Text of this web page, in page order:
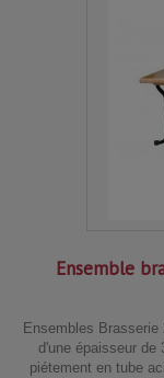
Ensemble
Ensembles
d'une épaisseur de
piétement en tube